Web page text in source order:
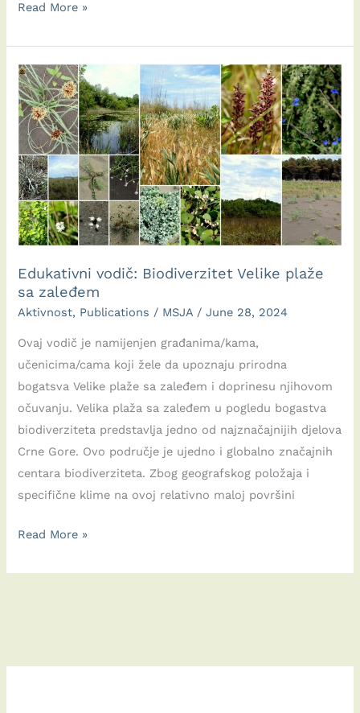
Udhëzues
Biodiversiteti
i
Plazhit
të
Madh
dhe
brendësisë
së
tij
Read More »
Edukativni vodič: Biodiverzitet Velike plaže
sa zaleđem
Aktivnost, Publications / MSJA /June 28, 2024
Ovaj vodič je namijenjen građanima/kama,
učenicima/cama koji žele da upoznaju prirodna
bogatsva Velike plaže sa zaleđem i doprinesu njihovom
očuvanju. Velika plaža sa zaleđem u pogledu bogastva
biodiverziteta predstavlja jedno od najznačajnijih djelova
Crne Gore. Ovo područje je ujedno i globalno značajnih
centara biodiverziteta. Zbog geografskog položaja i
specifične klime na ovoj relativno maloj površini
Edukativni
Biodiverzitet
zaleđem
Read More »